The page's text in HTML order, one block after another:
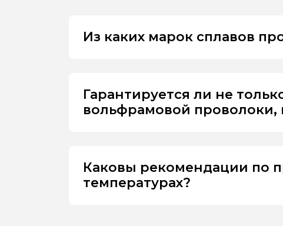
Из каких марок сплавов
Гарантируется ли не
вольфрамовой проволоки,
Каковы рекомендации по
температурах?